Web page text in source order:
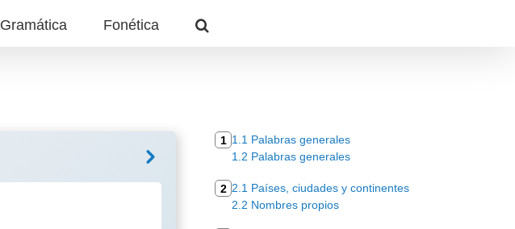
Gramática Fonética
1 1.1 Palabras generales
1.2 Palabras generales
2 2.1 Países, ciudades y continentes
2.2 Nombres propios